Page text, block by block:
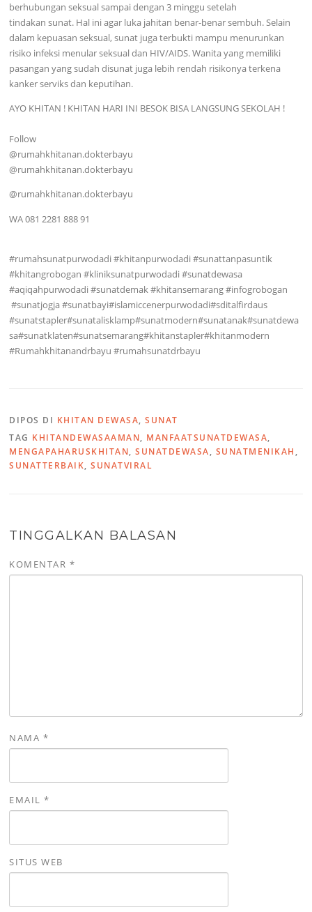
berhubungan seksual sampai dengan 3 minggu setelah
tindakan sunat. Hal ini agar luka jahitan benar-benar sembuh. Selain
dalam kepuasan seksual, sunat juga terbukti mampu menurunkan
risiko infeksi menular seksual dan HIV/AIDS. Wanita yang memiliki
pasangan yang sudah disunat juga lebih rendah risikonya terkena
kanker serviks dan keputihan.
AYO KHITAN ! KHITAN HARI INI BESOK BISA LANGSUNG SEKOLAH !
Follow
@rumahkhitanan.dokterbayu
@rumahkhitanan.dokterbayu
@rumahkhitanan.dokterbayu
WA 081 2281 888 91
#rumahsunatpurwodadi #khitanpurwodadi #sunattanpasuntik
#khitangrobogan #kliniksunatpurwodadi #sunatdewasa
#aqiqahpurwodadi #sunatdemak #khitansemarang #infogrobogan
#sunatjogja #sunatbayi#islamiccenerpurwodadi#sditalfirdaus
#sunatstapler#sunatalisklamp#sunatmodern#sunatanak#sunatdewa
sa#sunatklaten#sunatsemarang#khitanstapler#khitanmodern
#Rumahkhitanandrbayu #rumahsunatdrbayu
DIPOS DI KHITAN DEWASA,SUNAT
TAG KHITANDEWASAAMAN, MANFAATSUNATDEWASA,
MENGAPAHARUSKHITAN,SUNATDEWASA, SUNATMENIKAH ,
SUNATTERBAIK,SUNATVIRAL
TINGGALKAN BALASAN
KOMENTAR *
NAMA *
EMAIL*
SITUS WEB